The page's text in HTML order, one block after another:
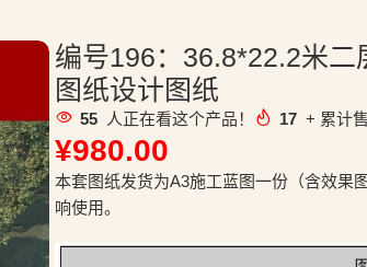
编号196：36.8*22.2米
图纸设计图纸
55 人正在看这个产品！ 17 + 累计
¥980.00
本套图纸发货为A3施工蓝图一份（含效果
响使用。